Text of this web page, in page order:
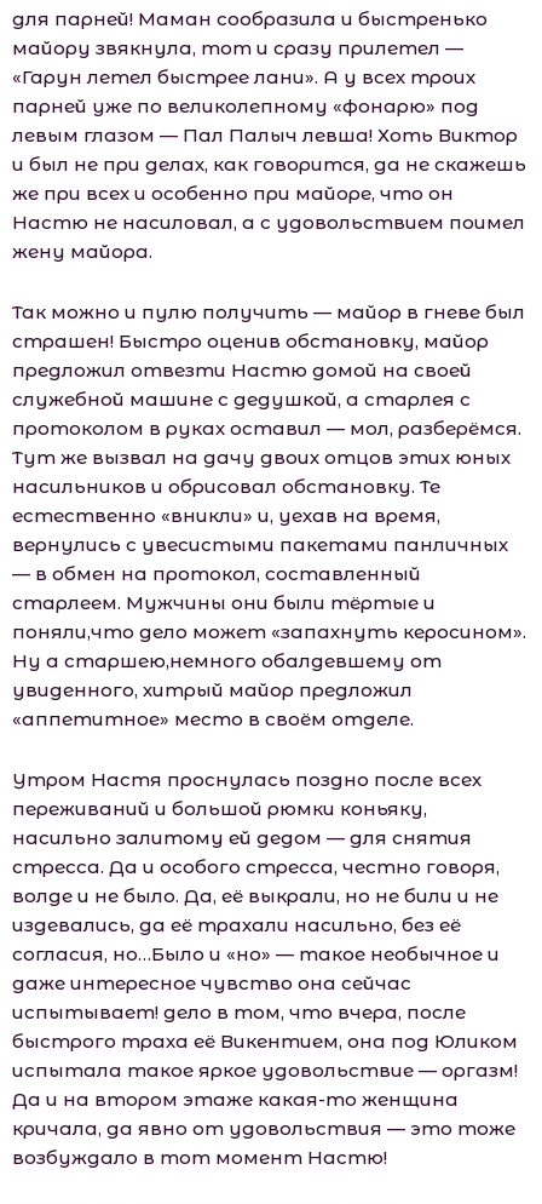
для парней! Маман сообразила и быстренько
майору звякнула, тот и сразу прилетел —
«Гарун летел быстрее лани». А у всех троих
парней уже по великолепному «фонарю» под
левым глазом — Пал Палыч левша! Хоть Виктор
и был не при делах, как говорится, да не скажешь
же при всех и особенно при майоре, что он
Настю не насиловал, а с удовольствием поимел
жену майора.
Так можно и пулю получить — майор в гневе был
страшен! Быстро оценив обстановку, майор
предложил отвезти Настю домой на своей
служебной машине с дедушкой, а старлея с
протоколом в руках оставил — мол, разберёмся.
Тут же вызвал на дачу двоих отцов этих юных
насильников и обрисовал обстановку. Те
естественно «вникли» и, уехав на время,
вернулись с увесистыми пакетами панличных
— в обмен на протокол, составленный
старлеем. Мужчины они были тёртые и
поняли,что дело может «запахнуть керосином».
Ну а старшею,немного обалдевшему от
увиденного, хитрый майор предложил
«аппетитное» место в своём отделе.
Утром Настя проснулась поздно после всех
переживаний и большой рюмки коньяку,
насильно залитому ей дедом — для снятия
стресса. Да и особого стресса, честно говоря,
волде и не было. Да, её выкрали, но не били и не
издевались, да её трахали насильно, без её
согласия, но…Было и «но» — такое необычное и
даже интересное чувство она сейчас
испытывает! дело в том, что вчера, после
быстрого траха её Викентием, она под Юликом
испытала такое яркое удовольствие — оргазм!
Да и на втором этаже какая-то женщина
кричала, да явно от удовольствия — это тоже
возбуждало в тот момент Настю!